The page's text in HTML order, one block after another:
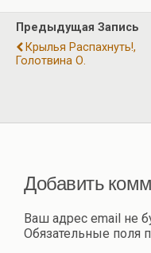
o
o
k
a
m
A
p
р
а
в
ть
Предыдущая Запись
Крылья Распахнуть!,
Голотвина О.
Добавить
Ваш адрес email не
Обязательные поля